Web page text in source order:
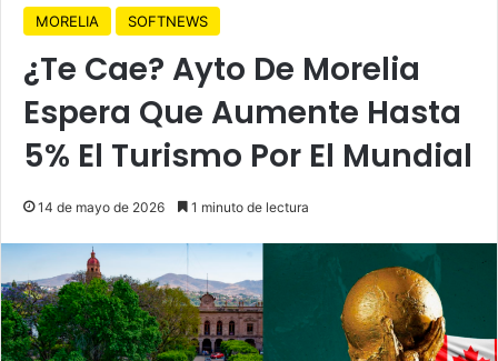
MORELIA SOFTNEWS
¿Te Cae? Ayto De Morelia
Espera Que Aumente Hasta
5% El Turismo Por El Mundial
14 de mayo de 2026 1 minuto de lectura